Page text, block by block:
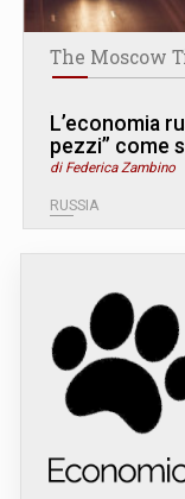
The Moscow
L’economia
pezzi” come
di Federica Zambino
RUSSIA